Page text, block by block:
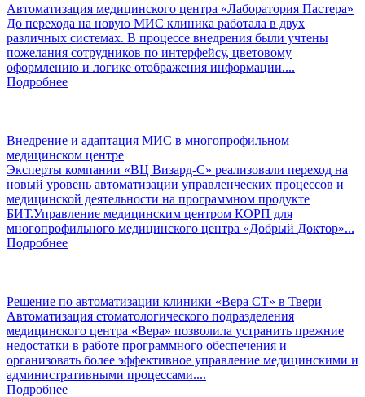
Автоматизация медицинского центра «Лаборатория Пастера»
До перехода на новую МИС клиника работала в двух
различных системах. В процессе внедрения были учтены
пожелания сотрудников по интерфейсу, цветовому
оформлению и логике отображения информации....
Подробнее
Внедрение и адаптация МИС в многопрофильном
медицинском центре
Эксперты компании «ВЦ Визард-С» реализовали переход на
новый уровень автоматизации управленческих процессов и
медицинской деятельности на программном продукте
БИТ.Управление медицинским центром КОРП для
многопрофильного медицинского центра «Добрый Доктор»...
Подробнее
Решение по автоматизации клиники «Вера СТ» в Твери
Автоматизация стоматологического подразделения
медицинского центра «Вера» позволила устранить прежние
недостатки в работе программного обеспечения и
организовать более эффективное управление медицинскими и
административными процессами....
Подробнее